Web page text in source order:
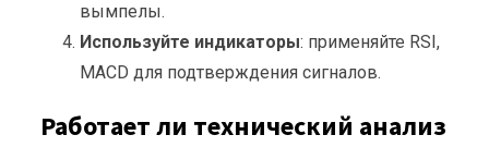
вымпелы.
Используйте индикаторы: применяйте RSI,
MACD для подтверждения сигналов.
Работает ли технический анализ